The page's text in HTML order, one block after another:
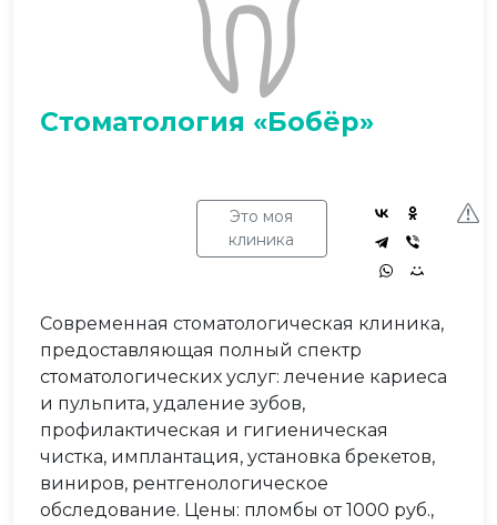
Стоматология «Бобёр»
Это моя
клиника
Современная стоматологическая клиника,
предоставляющая полный спектр
стоматологических услуг: лечение кариеса
и пульпита, удаление зубов,
профилактическая и гигиеническая
чистка, имплантация, установка брекетов,
виниров, рентгенологическое
обследование. Цены: пломбы от 1000 руб.,